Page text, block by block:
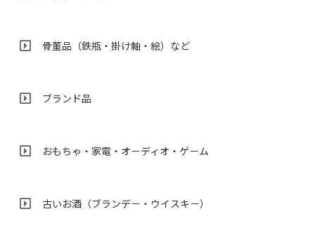
骨董品（鉄瓶・掛け軸・絵）など
ブランド品
おもちゃ・家電・オ－ディオ・ゲ－ム
古いお酒（ブランデ－・ウイスキ－）